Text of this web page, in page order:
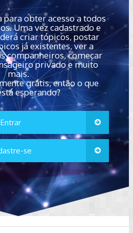
para obter acesso a todos
Uma vez cadastrado e
criar tópicos, postar
já existentes, ver a
companheiros, começar
privado e muito
mais.
grátis, então o que
esperando?
Entrar
se